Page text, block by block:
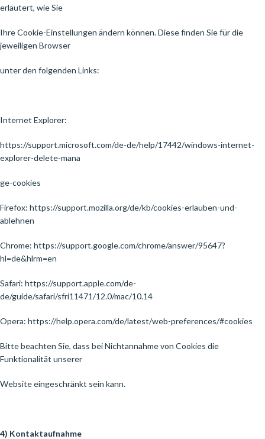
erläutert, wie Sie
Ihre Cookie-Einstellungen ändern können. Diese finden Sie für die
jeweiligen Browser
unter den folgenden Links:
Internet Explorer:
https://support.microsoft.com/de-de/help/17442/windows-internet-
explorer-delete-mana
ge-cookies
Firefox: https://support.mozilla.org/de/kb/cookies-erlauben-und-
ablehnen
Chrome: https://support.google.com/chrome/answer/95647?
hl=de&hlrm=en
Safari: https://support.apple.com/de-
de/guide/safari/sfri11471/12.0/mac/10.14
Opera: https://help.opera.com/de/latest/web-preferences/#cookies
Bitte beachten Sie, dass bei Nichtannahme von Cookies die
Funktionalität unserer
Website eingeschränkt sein kann.
4) Kontaktaufnahme